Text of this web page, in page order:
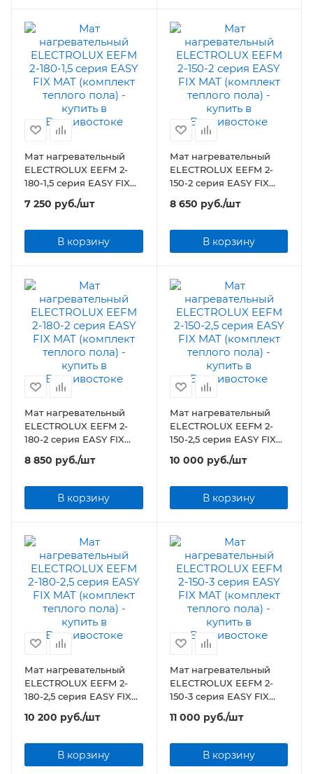
Мат нагревательный
ELECTROLUX EEFM 2-
180-1,5 серия EASY FIX
MAT (комплект теплого
пола)
7 250 руб./шт
В корзину
Мат нагревательный
ELECTROLUX EEFM 2-
150-2 серия EASY FIX
MAT (комплект теплого
пола)
8 650 руб./шт
В корзину
Мат нагревательный
ELECTROLUX EEFM 2-
180-2 серия EASY FIX
MAT (комплект теплого
пола)
8 850 руб./шт
В корзину
Мат нагревательный
ELECTROLUX EEFM 2-
150-2,5 серия EASY FIX
MAT (комплект теплого
пола)
10 000 руб./шт
В корзину
Мат нагревательный
ELECTROLUX EEFM 2-
180-2,5 серия EASY FIX
MAT (комплект теплого
пола)
10 200 руб./шт
В корзину
Мат нагревательный
ELECTROLUX EEFM 2-
150-3 серия EASY FIX
MAT (комплект теплого
пола)
11 000 руб./шт
В корзину